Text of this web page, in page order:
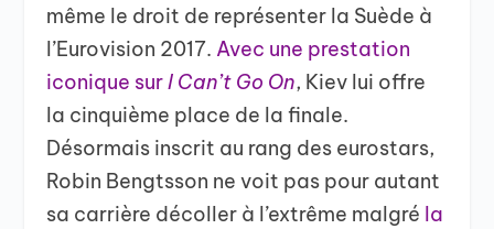
même le droit de représenter la Suède à
l’Eurovision 2017. Avec une prestation
iconique surI Can’t Go On, Kiev lui offre
la cinquième place de la finale.
Désormais inscrit au rang des eurostars,
Robin Bengtsson ne voit pas pour autant
sa carrière décoller à l’extrême malgré la